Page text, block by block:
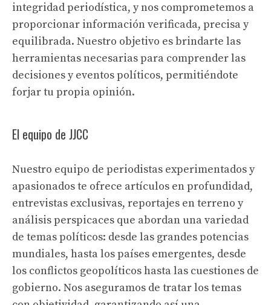
integridad periodística, y nos comprometemos a
proporcionar información verificada, precisa y
equilibrada. Nuestro objetivo es brindarte las
herramientas necesarias para comprender las
decisiones y eventos políticos, permitiéndote
forjar tu propia opinión.
El equipo de JJCC
Nuestro equipo de periodistas experimentados y
apasionados te ofrece artículos en profundidad,
entrevistas exclusivas, reportajes en terreno y
análisis perspicaces que abordan una variedad
de temas políticos: desde las grandes potencias
mundiales, hasta los países emergentes, desde
los conflictos geopolíticos hasta las cuestiones de
gobierno. Nos aseguramos de tratar los temas